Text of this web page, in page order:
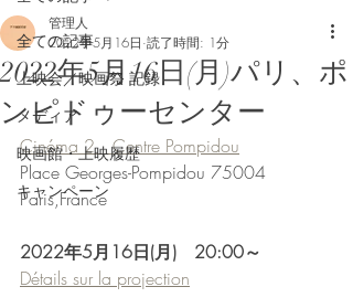
全ての記事
上映会／映画祭 記録
メディア
映画館・上映履歴
キャンペーン
2022年5月16日(月)パリ、ポ
ンピドゥーセンター
管理人
2022年5月16日 読了時間: 1分
Cinéma 2　Centre Pompidou
Place Georges-Pompidou 75004
Paris,France
2022年5月16日(月)　20:00～
Détails sur la projection